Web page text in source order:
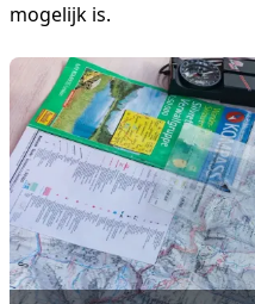
mogelijk is.